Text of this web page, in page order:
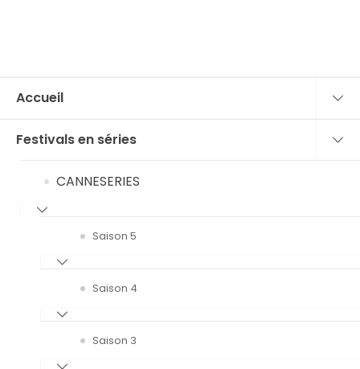
Accueil
Festivals en séries
CANNESERIES
Saison 5
Saison 4
Saison 3